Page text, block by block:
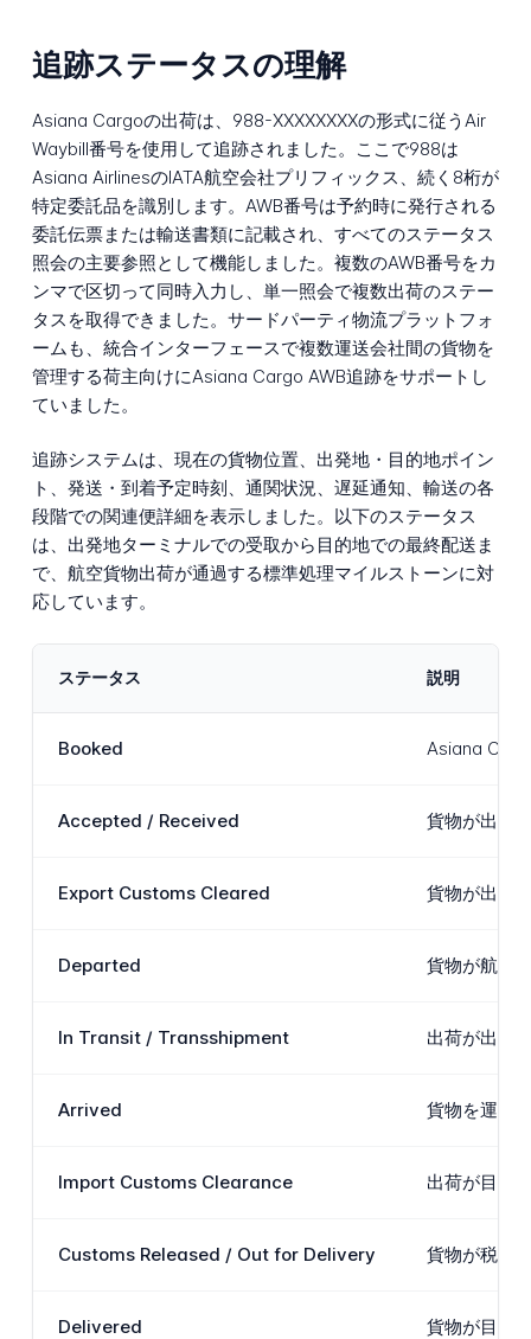
追跡ステータスの理解
Asiana Cargoの出荷は、988-XXXXXXXXの形式に従うAir
Waybill番号を使用して追跡されました。ここで988は
Asiana AirlinesのIATA航空会社プリフィックス、続く8桁が
特定委託品を識別します。AWB番号は予約時に発行される
委託伝票または輸送書類に記載され、すべてのステータス
照会の主要参照として機能しました。複数のAWB番号をカ
ンマで区切って同時入力し、単一照会で複数出荷のステー
タスを取得できました。サードパーティ物流プラットフォ
ームも、統合インターフェースで複数運送会社間の貨物を
管理する荷主向けにAsiana Cargo AWB追跡をサポートし
ていました。
追跡システムは、現在の貨物位置、出発地・目的地ポイン
ト、発送・到着予定時刻、通関状況、遅延通知、輸送の各
段階での関連便詳細を表示しました。以下のステータス
は、出発地ターミナルでの受取から目的地での最終配送ま
で、航空貨物出荷が通過する標準処理マイルストーンに対
応しています。
ステータス 説明
Booked Asiana
Accepted / Received 貨物が出発
Export Customs Cleared 貨物が出発
Departed 貨物が航空
In Transit / Transshipment 出荷が出発
Arrived 貨物を運ぶ
Import Customs Clearance 出荷が目的
Customs Released / Out for Delivery 貨物が税関
Delivered 貨物が目的